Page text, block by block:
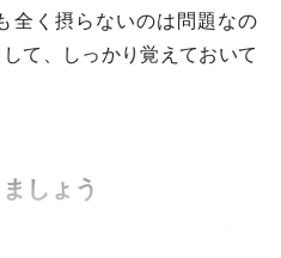
全く摂らないのは問題なの
て、しっかり覚えておいて
しょう